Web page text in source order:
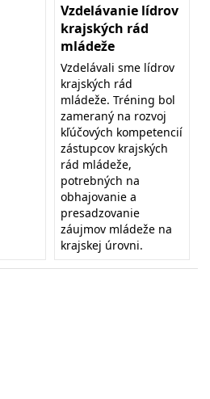
Vzdelávanie lídrov
krajských rád
mládeže
Vzdelávali sme lídrov
krajských rád
mládeže. Tréning bol
zameraný na rozvoj
kľúčových kompetencií
zástupcov krajských
rád mládeže,
potrebných na
obhajovanie a
presadzovanie
záujmov mládeže na
krajskej úrovni.